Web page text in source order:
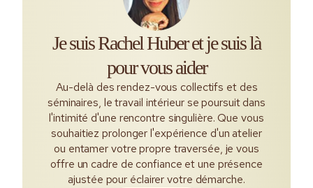
Je suis Rachel Huber et je suis là
pour vous aider
Au-delà des rendez-vous collectifs et des
séminaires, le travail intérieur se poursuit dans
l'intimité d'une rencontre singulière. Que vous
souhaitiez prolonger l'expérience d'un atelier
ou entamer votre propre traversée, je vous
offre un cadre de confiance et une présence
ajustée pour éclairer votre démarche.